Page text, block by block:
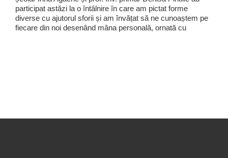
participat astăzi la o întâlnire în care am pictat forme
diverse cu ajutorul sforii și am învățat să ne cunoaștem pe
fiecare din noi desenând mâna personală, ornată cu